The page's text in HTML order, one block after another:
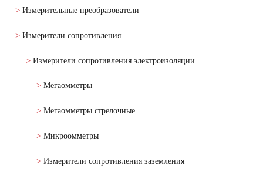
Измерительные преобразователи
Измерители сопротивления
Измерители сопротивления электроизоляции
Мегаомметры
Мегаомметры стрелочные
Микроомметры
Измерители сопротивления заземления